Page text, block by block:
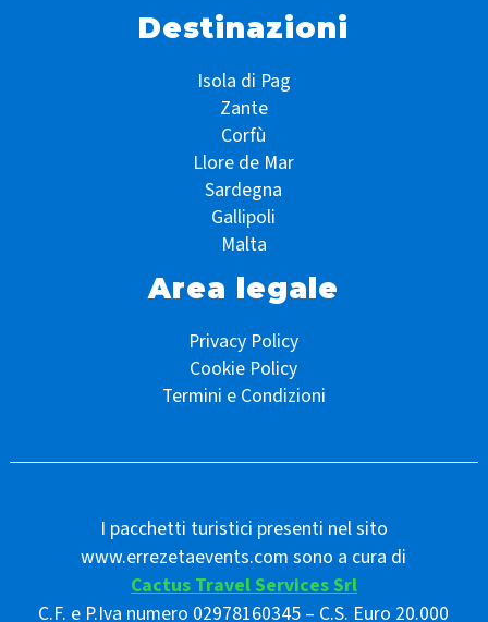
Destinazioni
Isola di Pag
Zante
Corfù
Llore de Mar
Sardegna
Gallipoli
Malta
Area legale
Privacy Policy
Cookie Policy
Termini e Condizioni
I pacchetti turistici presenti nel sito
www.errezetaevents.com sono a cura di
Cactus Travel Services Srl
C.F. e P.Iva numero 02978160345 – C.S. Euro 20.000